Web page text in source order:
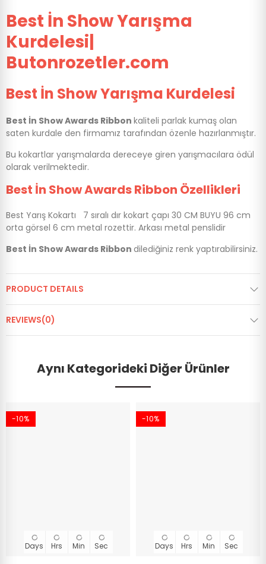
Best İn Show Yarışma
Kurdelesi|
Butonrozetler.com
Best İn Show Yarışma Kurdelesi
Best İn Show Awards Ribbon kaliteli parlak kumaş olan
saten kurdale den firmamız tarafından özenle hazırlanmıştır.
Bu kokartlar yarışmalarda dereceye giren yarışmacılara ödül
olarak verilmektedir.
Best İn Show Awards Ribbon Özellikleri
Best Yarış Kokartı 7 sıralı dır kokart çapı 30 CM BUYU 96 cm
orta görsel 6 cm metal rozettir. Arkası metal penslidir
Best İn Show Awards Ribbon dilediğiniz renk yaptırabilirsiniz.
PRODUCT DETAILS
REVIEWS(0)
Aynı Kategorideki Diğer Ürünler
-10%
Days Hrs Min Sec
-10%
Days Hrs Min Sec